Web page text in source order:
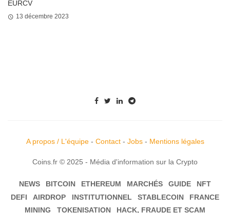
EURCV
13 décembre 2023
A propos / L'équipe- Contact- Jobs- Mentions légales
Coins.fr © 2025 - Média d'information sur la Crypto
NEWS BITCOIN ETHEREUM MARCHÉS GUIDE
NFT
DEFI
AIRDROP INSTITUTIONNEL STABLECOIN
FRANCE
MINING
TOKENISATION HACK, FRAUDE ET SCAM